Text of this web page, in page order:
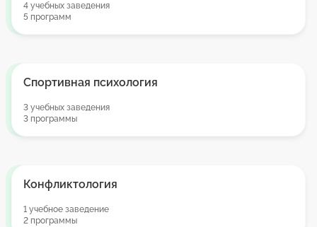
4 учебных заведения
5 программ
Спортивная психология
3 учебных заведения
3 программы
Конфликтология
1 учебное заведение
2 программы